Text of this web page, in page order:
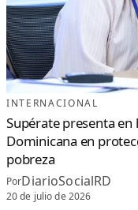
INTERNACIONAL
Supérate presenta en
Dominicana en
pobreza
PorDiarioSocialRD
20 de julio de 2026